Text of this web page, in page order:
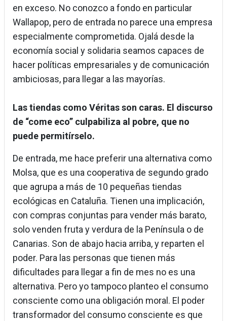
en exceso. No conozco a fondo en particular
Wallapop, pero de entrada no parece una empresa
especialmente comprometida. Ojalá desde la
economía social y solidaria seamos capaces de
hacer políticas empresariales y de comunicación
ambiciosas, para llegar a las mayorías.
Las tiendas como Véritas son caras. El discurso
de “come eco” culpabiliza al pobre, que no
puede permitírselo.
De entrada, me hace preferir una alternativa como
Molsa, que es una cooperativa de segundo grado
que agrupa a más de 10 pequeñas tiendas
ecológicas en Cataluña. Tienen una implicación,
con compras conjuntas para vender más barato,
solo venden fruta y verdura de la Península o de
Canarias. Son de abajo hacia arriba, y reparten el
poder. Para las personas que tienen más
dificultades para llegar a fin de mes no es una
alternativa. Pero yo tampoco planteo el consumo
consciente como una obligación moral. El poder
transformador del consumo consciente es que